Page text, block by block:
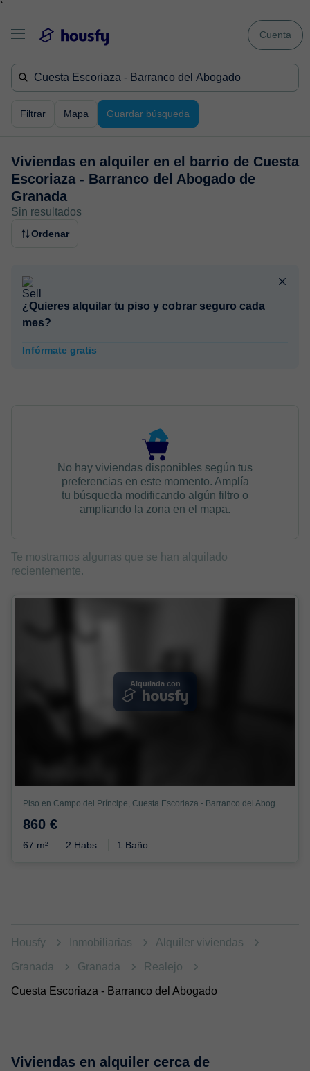
`
Cuenta
Filtrar Mapa Guardar búsqueda
Viviendas en alquiler en el barrio de Cuesta
Escoriaza - Barranco del Abogado de
Granada
Sin resultados
Ordenar
¿Quieres alquilar tu piso y cobrar seguro cada
mes?
Infórmate gratis
No hay viviendas disponibles según tus
preferencias en este momento. Amplía
tu búsqueda modificando algún filtro o
ampliando la zona en el mapa.
Te mostramos algunas que se han alquilado
recientemente.
Alquilada con
860 €
67 m² 2 Habs. 1 Baño
Housfy Inmobiliarias Alquiler viviendas
Granada Granada Realejo
Cuesta Escoriaza - Barranco del Abogado
Viviendas en alquiler cerca de